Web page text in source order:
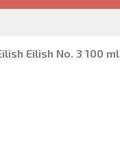
Eilish No. 3 100 ml